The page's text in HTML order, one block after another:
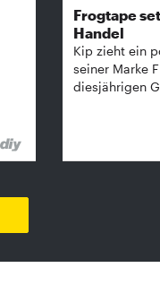
Frogtape
Handel
Kip zieht ein
seiner Marke
diesjährigen